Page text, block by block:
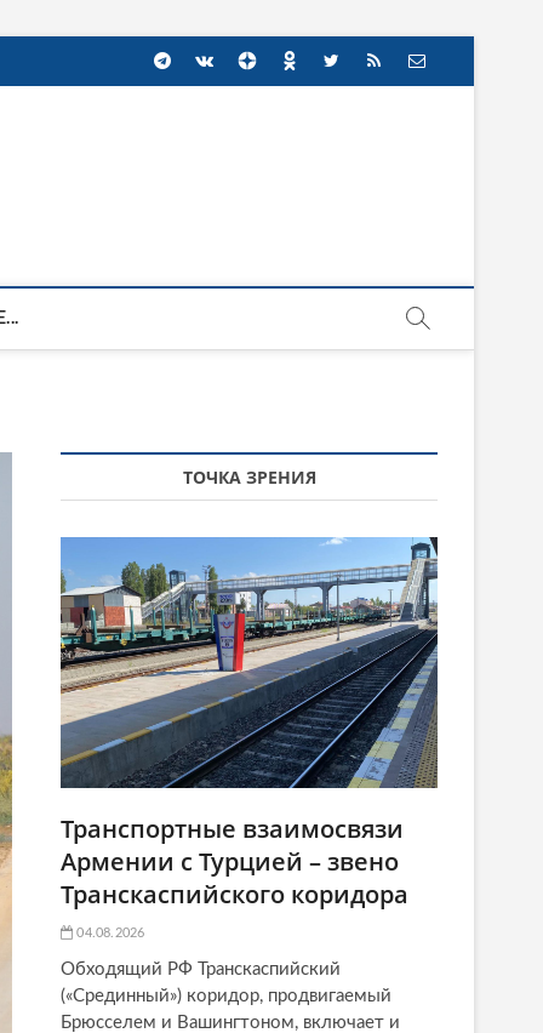
ТОЧКА ЗРЕНИЯ
Транспортные взаимосвязи
Армении с Турцией – звено
Транскаспийского коридора
04.08.2026
Обходящий РФ Транскаспийский
(«Срединный») коридор, продвигаемый
Брюсселем и Вашингтоном, включает и